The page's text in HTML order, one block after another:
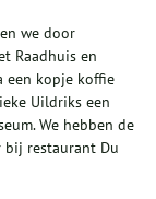
we door
Raadhuis en
een kopje koffie
Uildriks een
We hebben de
bij restaurant Du